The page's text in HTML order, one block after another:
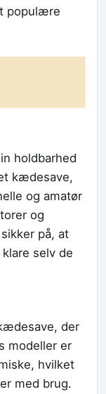
populære
holdbarhed
kædesave,
og amatør
og
på, at
selv de
der
modeller er
hvilket
med brug.